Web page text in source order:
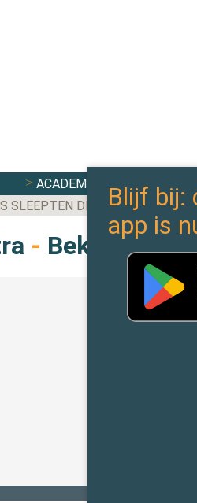
ACADEMY TOP 100
SLEEPTEN DE MEESTE
- Bekijk alle